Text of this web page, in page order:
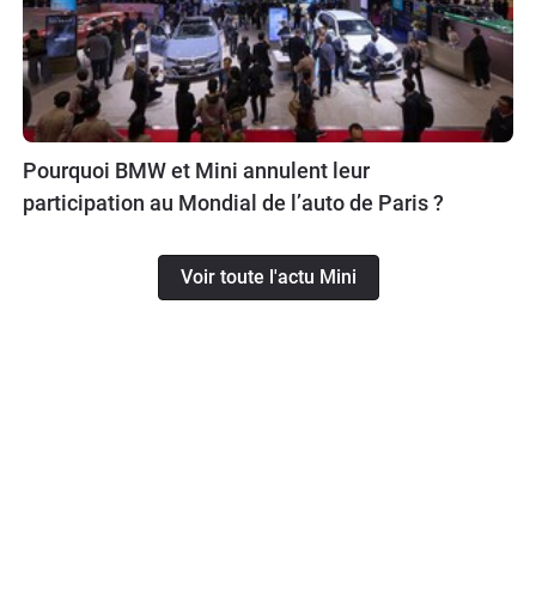
Pourquoi BMW et Mini annulent leur
participation au Mondial de l’auto de Paris ?
Voir toute l'actu Mini